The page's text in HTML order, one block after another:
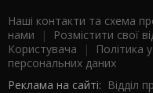
Наші контакти та схема
нами | Розмістити свої
Користувача |
Політика
персональних даних
Реклама на сайті: Відділ